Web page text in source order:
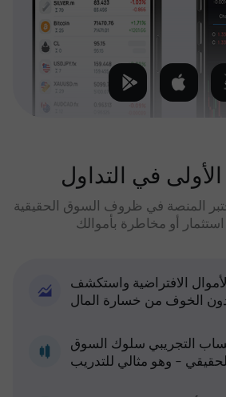
في التداول
المنصة في ظروف السوق الحقيقية
أو مخاطرة بأموالك
الافتراضية واستكشف
الخوف من خسارة المال
التجريبي سلوك السوق
الحقيقي - وهو مثالي للتدريب